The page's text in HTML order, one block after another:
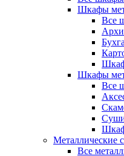
Шкафы
Все
Шкафы
Все
Металлические
Все